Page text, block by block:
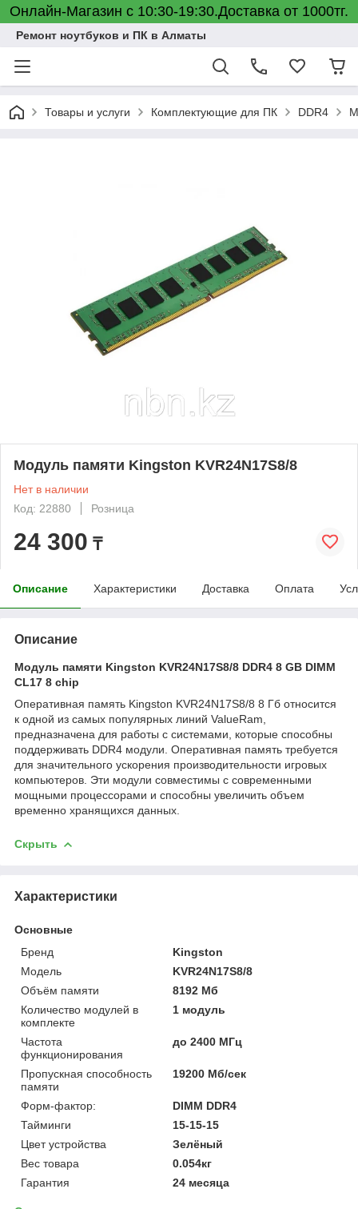
Онлайн-Магазин с 10:30-19:30.Доставка от 1000тг.
Ремонт ноутбуков и ПК в Алматы
Товары и услуги Комплектующие для ПК DDR4
Модуль памяти Kingston KVR24N17S8/8
Нет в наличии
Код: 22880
Розница
24 300 ₸
Описание Характеристики Доставка Оплата
Описание
Модуль памяти Kingston KVR24N17S8/8 DDR4 8 GB DIMM
CL17 8 chip
Оперативная память Kingston KVR24N17S8/8 8 Гб относится
к одной из самых популярных линий ValueRam,
предназначена для работы с системами, которые способны
поддерживать DDR4 модули. Оперативная память требуется
для значительного ускорения производительности игровых
компьютеров. Эти модули совместимы с современными
мощными процессорами и способны увеличить объем
временно хранящихся данных.
Скрыть
Характеристики
Основные
Бренд
Kingston
Модель
KVR24N17S8/8
Объём памяти
8192 Мб
Количество модулей в
комплекте
1 модуль
Частота
функционирования
до 2400 МГц
Пропускная способность
памяти
19200 Мб/сек
Форм-фактор:
DIMM DDR4
Тайминги
15-15-15
Цвет устройства
Зелёный
Вес товара
0.054кг
Гарантия
24 месяца